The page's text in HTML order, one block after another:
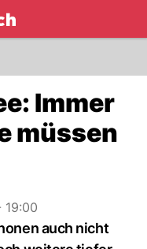
Immer
müssen
19:00
auch nicht